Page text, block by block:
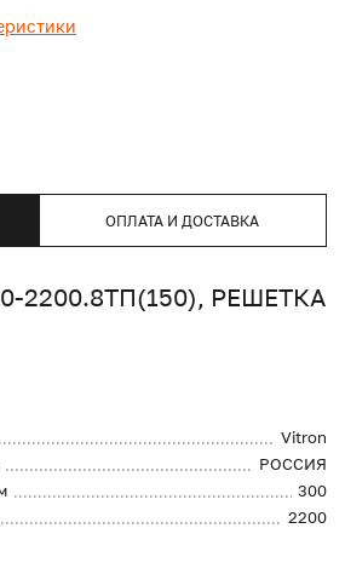
ОПЛАТА И ДОСТАВКА
2200.8ТП(150), РЕШЕТКА
Vitron
РОССИЯ
300
2200